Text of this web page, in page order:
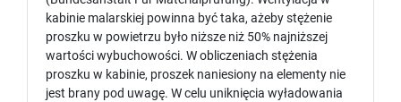
kabinie malarskiej powinna być taka, ażeby stężenie
proszku w powietrzu było niższe niż 50% najniższej
wartości wybuchowości. W obliczeniach stężenia
proszku w kabinie, proszek naniesiony na elementy nie
jest brany pod uwagę. W celu uniknięcia wyładowania